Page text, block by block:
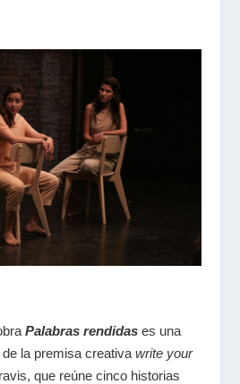
Palabras rendidases una
la premisa creativa write your
que reúne cinco historias